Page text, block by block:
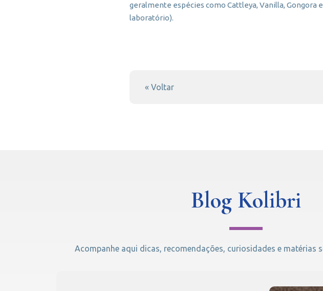
geralmente espécies como Cattleya, Vanilla, Gongora
laboratório).
« Voltar
Blog Kolibri
Acompanhe aqui dicas, recomendações, curiosidades e matérias